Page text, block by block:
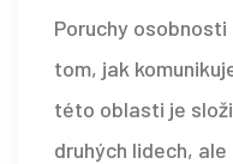
Poruchy
tom, jak
této oblasti je
druhých lidech,